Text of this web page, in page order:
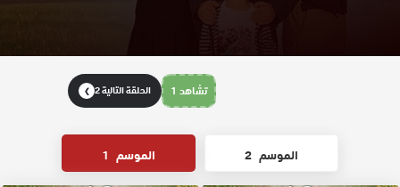
تشاهد 1 الحلقة التالية 2 ❯
الموسم 2 الموسم 1